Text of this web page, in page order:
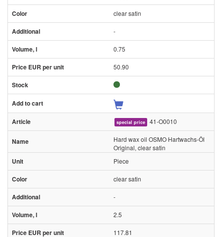
clear satin
-
0.75
50.90
special price 41-O0010
Hard wax oil OSMO Hartwachs-Öl
Original, clear satin
Piece
clear satin
-
2.5
117.81